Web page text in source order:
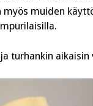
muiden
turhankin aikaisin